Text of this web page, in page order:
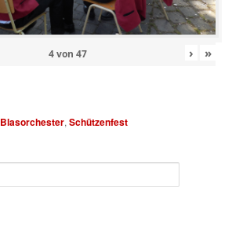
4von 47 › »
Blasorchester,Schützenfest